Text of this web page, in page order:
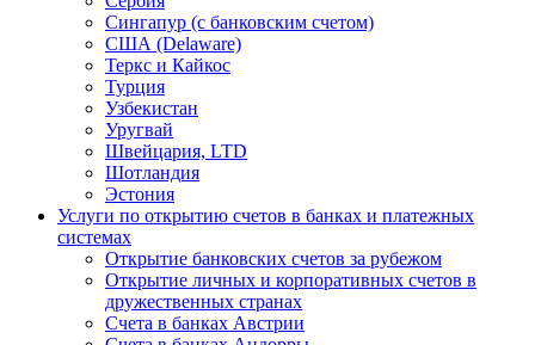
Сингапур (c банковским счетом)
США (Delaware)
Теркс и Кайкос
Турция
Узбекистан
Уругвай
Швейцария, LTD
Шотландия
Эстония
Услуги по открытию счетов в банках и платежных
системах
Открытие банковских счетов за рубежом
Открытие личных и корпоративных счетов в
дружественных странах
Счета в банках Австрии